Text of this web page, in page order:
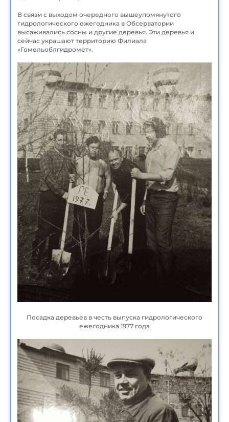
В связи с выходом очередного вышеупомянутого
гидрологического ежегодника в Обсерватории
высаживались сосны и другие деревья. Эти деревья и
сейчас украшают территорию Филиала
«Гомельоблгидромет».
Посадка деревьев в честь выпуска гидрологического
ежегодника 1977 года